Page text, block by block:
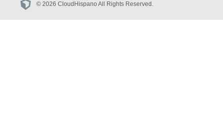
© 2026 CloudHispano All Rights Reserved.